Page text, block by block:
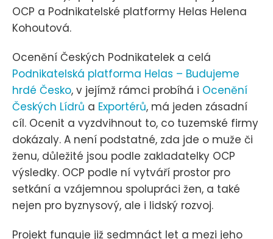
OCP a Podnikatelské platformy Helas Helena
Kohoutová.
Ocenění Českých Podnikatelek a celá
Podnikatelská platforma Helas – Budujeme
hrdé Česko, v jejímž rámci probíhá i Ocenění
Českých Lídrů a Exportérů, má jeden zásadní
cíl. Ocenit a vyzdvihnout to, co tuzemské firmy
dokázaly. A není podstatné, zda jde o muže či
ženu, důležité jsou podle zakladatelky OCP
výsledky. OCP podle ní vytváří prostor pro
setkání a vzájemnou spolupráci žen, a také
nejen pro byznysový, ale i lidský rozvoj.
Projekt funguje již sedmnáct let a mezi jeho